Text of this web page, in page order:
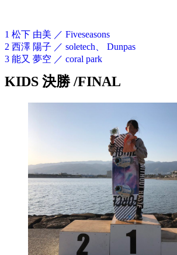
1 松下 由美 ／ Fiveseasons
2 西澤 陽子 ／ soletech、 Dunpas
3 能又 夢空 ／ coral park
KIDS 決勝 /FINAL